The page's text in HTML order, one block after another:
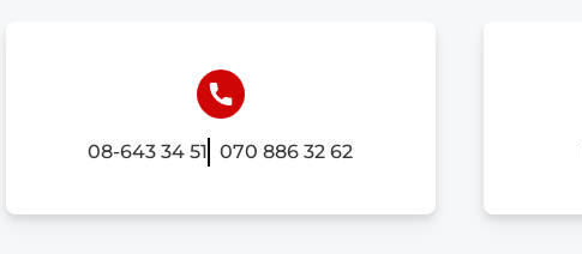
08-643 34 51 070 886 32 62